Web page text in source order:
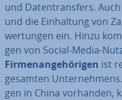
und Da­ten­trans­fers.
und die Ein­hal­tung von
wer­tun­gen ein. Hinzu
gen von Social-Media-
Fir­men­an­ge­hö­ri­gen ist
gesamten
gen in China vorhanden,